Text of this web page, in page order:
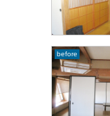
before